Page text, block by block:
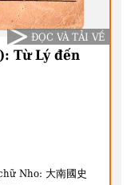
Từ Lý đến
Nho: 大南國史
ĐỌC VÀ TẢI VỀ